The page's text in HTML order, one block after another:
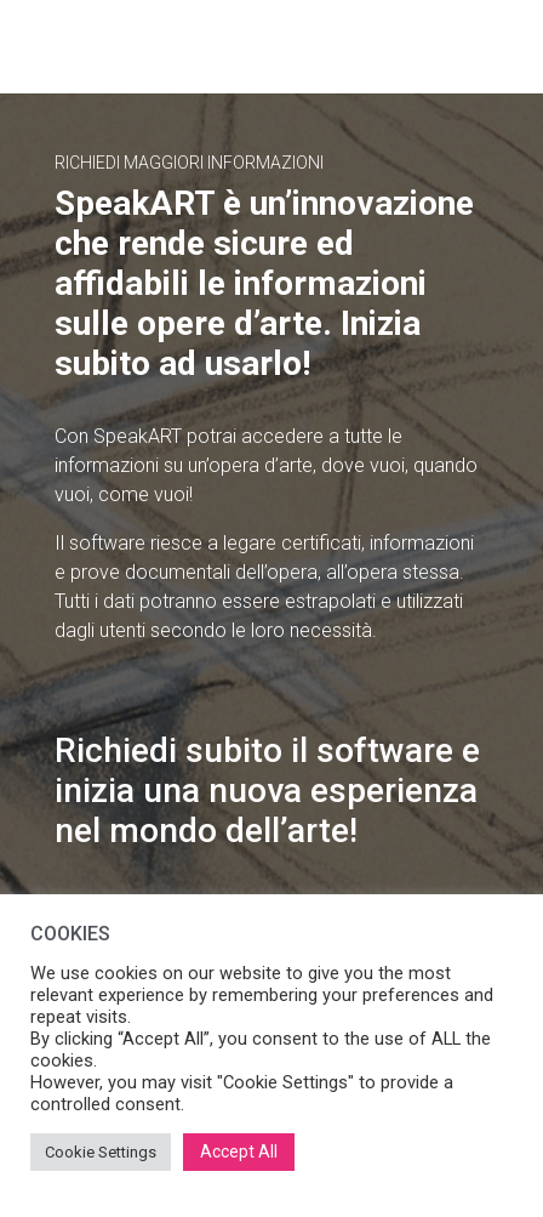
RICHIEDI MAGGIORI INFORMAZIONI
SpeakART è un’innovazione
che rende sicure ed
affidabili le informazioni
sulle opere d’arte. Inizia
subito ad usarlo!
Con SpeakART potrai accedere a tutte le
informazioni su un’opera d’arte, dove vuoi, quando
vuoi, come vuoi!
Il software riesce a legare certificati, informazioni
e prove documentali dell’opera, all’opera stessa.
Tutti i dati potranno essere estrapolati e utilizzati
dagli utenti secondo le loro necessità.
Richiedi subito il software e
inizia una nuova esperienza
nel mondo dell’arte!
Se vuoi modificare le preferenze sul consenso cookie
cliccaManage consent
COOKIES
We use cookies on our website to give you the most
relevant experience by remembering your preferences and
repeat visits.
By clicking “Accept All”, you consent to the use of ALL the
cookies.
However, you may visit "Cookie Settings" to provide a
controlled consent.
Cookie Settings Accept All